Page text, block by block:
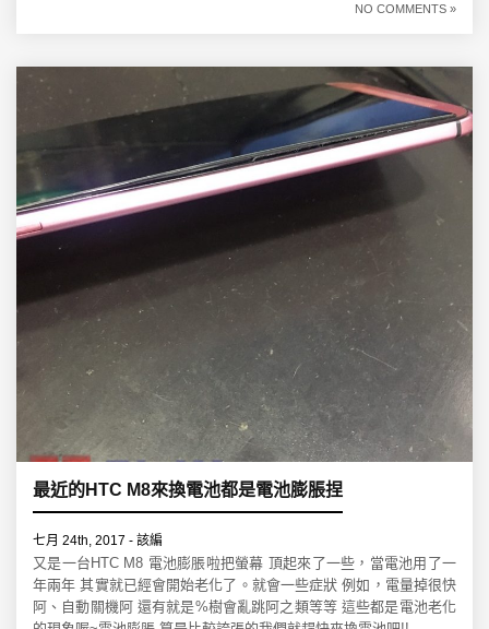
NO COMMENTS »
最近的HTC M8來換電池都是電池膨脹捏
七月 24th, 2017 - 該編
又是一台HTC M8 電池膨脹啦把螢幕 頂起來了一些，當電池用了一
年兩年 其實就已經會開始老化了。就會一些症狀 例如，電量掉很快
阿、自動關機阿 還有就是%樹會亂跳阿之類等等 這些都是電池老化